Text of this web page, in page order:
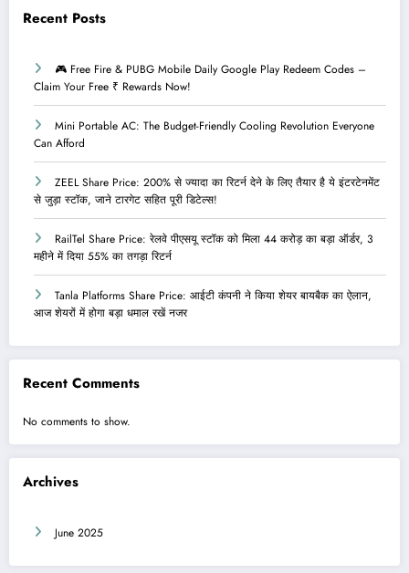
Recent Posts
🎮 Free Fire & PUBG Mobile Daily Google Play Redeem Codes –
Claim Your Free ₹ Rewards Now!
Mini Portable AC: The Budget-Friendly Cooling Revolution Everyone
Can Afford
ZEEL Share Price: 200% से ज्यादा का रिटर्न देने के लिए तैयार है ये इंटरटेनमेंट
से जुड़ा स्टॉक, जाने टारगेट सहित पूरी डिटेल्स!
RailTel Share Price: रेलवे पीएसयू स्टॉक को मिला 44 करोड़ का बड़ा ऑर्डर, 3
महीने में दिया 55% का तगड़ा रिटर्न
Tanla Platforms Share Price: आईटी कंपनी ने किया शेयर बायबैक का ऐलान,
आज शेयरों में होगा बड़ा धमाल रखें नजर
Recent Comments
No comments to show.
Archives
June 2025